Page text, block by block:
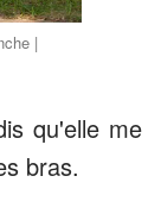
|
qu'elle me
bras.